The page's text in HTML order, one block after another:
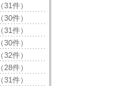
（31件）
（30件）
（31件）
（30件）
（32件）
（28件）
（31件）